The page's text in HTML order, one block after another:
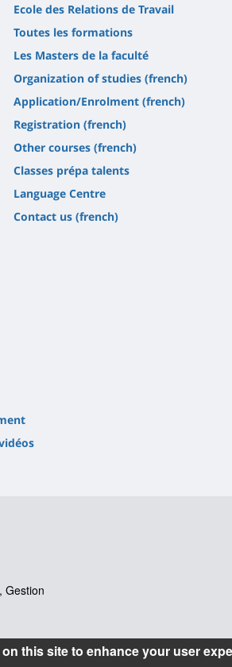
Ecole des Relations de Travail
Toutes les formations
Les Masters de la faculté
Organization of studies (french)
Application/Enrolment (french)
Registration (french)
Other courses (french)
Classes prépa talents
Language Centre
Contact us (french)
Gestion
orleans.fr
this site to enhance your user